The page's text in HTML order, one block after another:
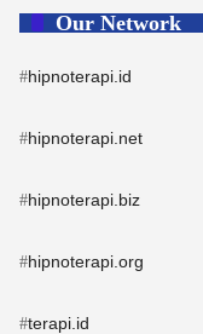
Our Network
#hipnoterapi.id
#hipnoterapi.net
#hipnoterapi.biz
#hipnoterapi.org
#terapi.id